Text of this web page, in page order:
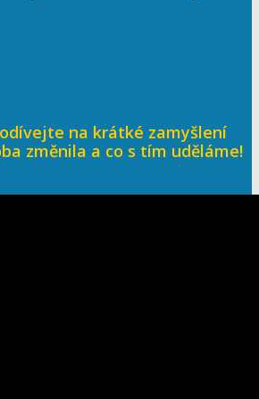
na krátké zamyšlení
změnila a co s tím uděláme!